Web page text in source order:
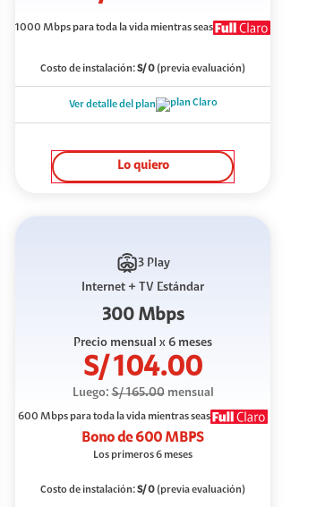
1000 Mbpspara toda la vida mientras seas
Costo de instalación:S/0 (previa evaluación)
Ver detalle del plan
Lo quiero
3 Play
Internet + TV Estándar
300 Mbps
Precio mensual x 6 meses
S/104.00
Luego:S/165.00mensual
600 Mbpspara toda la vida mientras seas
Bono de600 MBPS
Los primeros 6 meses
Costo de instalación:S/0 (previa evaluación)